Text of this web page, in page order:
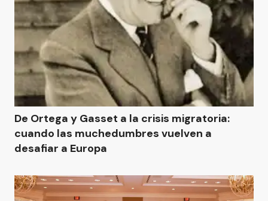
De Ortega y Gasset a la crisis migratoria:
cuando las muchedumbres vuelven a
desafiar a Europa